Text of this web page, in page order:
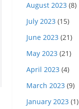
August 2023 (8)
July 2023 (15)
June 2023 (21)
May 2023 (21)
April 2023 (4)
March 2023 (9)
January 2023 (1)